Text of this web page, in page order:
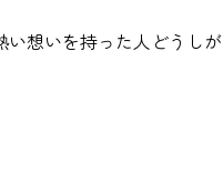
想いを持った人どうしが